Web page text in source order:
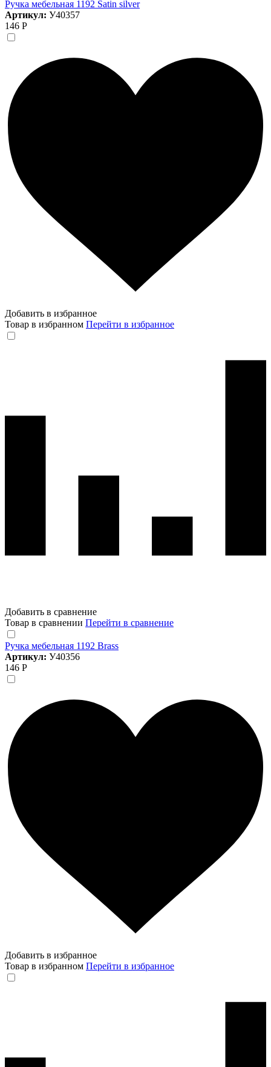
Ручка мебельная 1192 Satin silver
Артикул: У40357
146 Р
Добавить в избранное
Товар в избранном Перейти в избранное
Добавить в сравнение
Товар в сравнении Перейти в сравнение
Ручка мебельная 1192 Brass
Артикул: У40356
146 Р
Добавить в избранное
Товар в избранном Перейти в избранное